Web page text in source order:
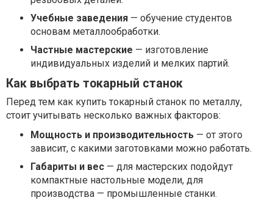
Учебные заведения — обучение студентов
основам металлообработки.
Частные мастерские — изготовление
индивидуальных изделий и мелких партий.
Как выбрать токарный станок
Перед тем как купить токарный станок по металлу,
стоит учитывать несколько важных факторов:
Мощность и производительность — от этого
зависит, с какими заготовками можно работать.
Габариты и вес — для мастерских подойдут
компактные настольные модели, для
производства — промышленные станки.